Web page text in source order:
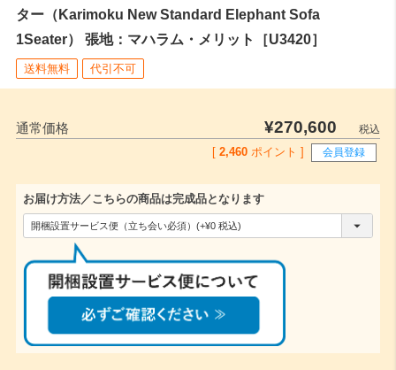
ター（Karimoku New Standard Elephant Sofa
1Seater） 張地：マハラム・メリット［U3420］
送料無料 代引不可
通常価格 ¥270,600
税込
[ 2,460 ポイント ] 会員登録
お届け方法／こちらの商品は完成品となります